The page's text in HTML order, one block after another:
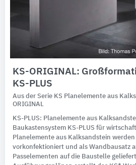
KS-ORIGINAL:
KS-PLUS
Aus der Serie KS Planelemente aus
ORIGINAL
KS-PLUS: Planelemente aus
Baukastensystem KS-PLUS für
Planelemente aus Kalksandstein
vorkonfektioniert und als Wandbausatz
Passelementen auf die Baustelle